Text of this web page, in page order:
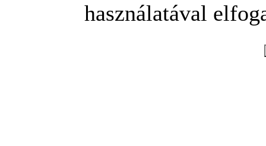
használatával